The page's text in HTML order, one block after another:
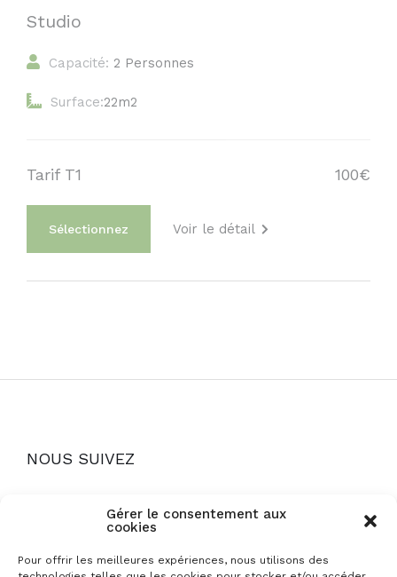
Gérer le consentement aux
cookies
Pour offrir les meilleures expériences, nous utilisons des
Studio
Capacité: 2 Personnes
Surface:22m2
Tarif T1 100€
Sélectionnez Voir le détail
NOUS SUIVEZ